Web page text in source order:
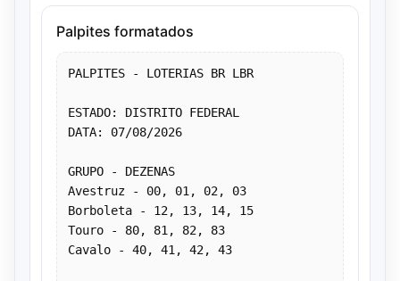
Palpites formatados
PALPITES - LOTERIAS BR LBR
ESTADO: DISTRITO FEDERAL
DATA: 07/08/2026
GRUPO - DEZENAS
Avestruz - 00, 01, 02, 03
Borboleta - 12, 13, 14, 15
Touro - 80, 81, 82, 83
Cavalo - 40, 41, 42, 43